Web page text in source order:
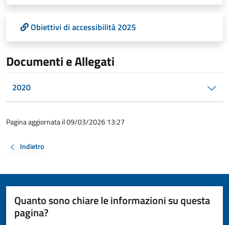
Obiettivi di accessibilità 2025
Documenti e Allegati
2020
Pagina aggiornata il 09/03/2026 13:27
Indietro
Quanto sono chiare le informazioni su questa
pagina?